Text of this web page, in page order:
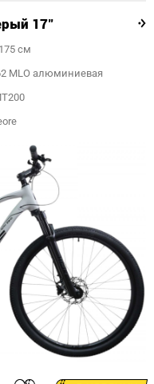
17"
см
MLO алюминиевая